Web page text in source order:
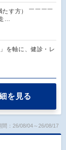
たす方） ￣￣￣￣
…
を軸に、健診・レ
を見る
間：26/08/04～26/08/17